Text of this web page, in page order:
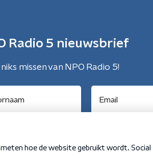
Radio 5 nieuwsbrief
niks missen van NPO Radio 5!